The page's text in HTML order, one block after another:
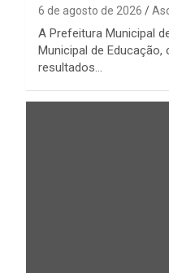
6 de agosto de 2026
A Prefeitura Municipal
Municipal de
resultados…